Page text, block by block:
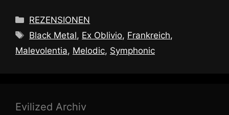
Kategorien
REZENSIONEN
Schlagwörter
Black Metal, Ex Oblivio, Frankreich,
Malevolentia, Melodic, Symphonic
Evilized Archiv